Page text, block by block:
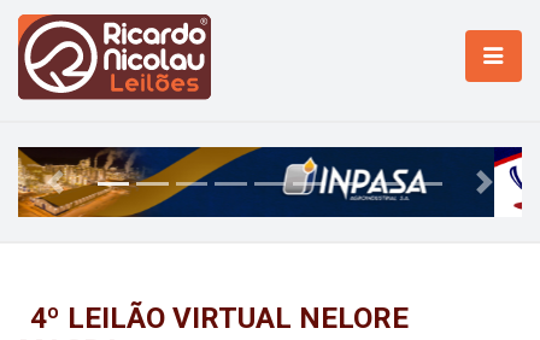
Previous Next
4º LEILÃO VIRTUAL NELORE